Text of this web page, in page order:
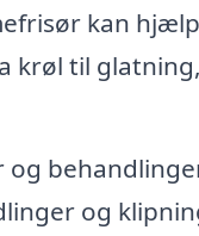
kan
krøl til glatning,
og
og